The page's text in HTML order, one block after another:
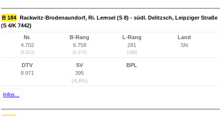
B 184 Rackwitz-Brodenaundorf, Ri. Lemsel (S 8) - südl. Delitzsch, Leipziger Straße
(S 4/K 7442)
Nr.
4.702
(9.623)
B-Rang
6.758
(4.372)
L-Rang
281
(189)
Land
SN
DTV
8.971
SV
395
(4,4%)
BPL
Infos...